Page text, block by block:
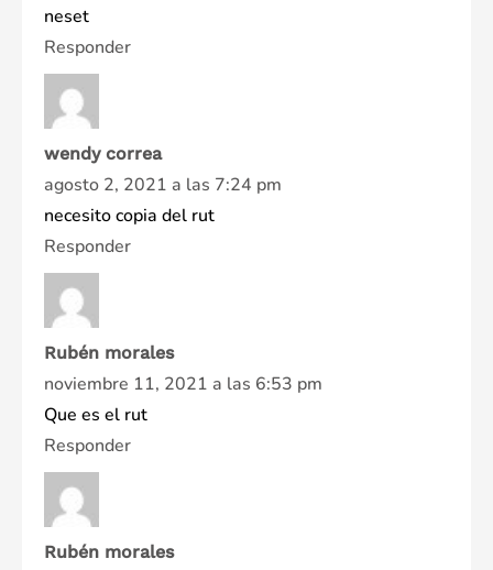
neset
Responder
wendy correa
agosto 2, 2021 a las 7:24 pm
necesito copia del rut
Responder
Rubén morales
noviembre 11, 2021 a las 6:53 pm
Que es el rut
Responder
Rubén morales